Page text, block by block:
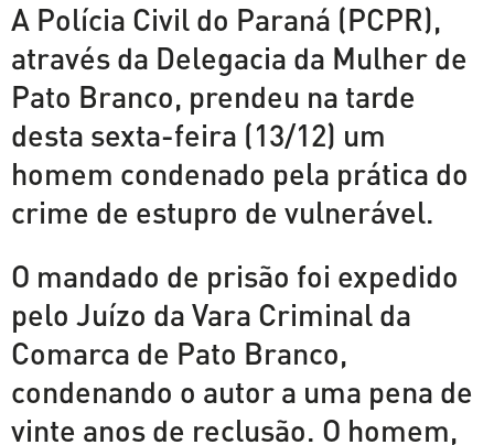
A Polícia Civil do Paraná (PCPR),
através da Delegacia da Mulher de
Pato Branco, prendeu na tarde
desta sexta-feira (13/12) um
homem condenado pela prática do
crime de estupro de vulnerável.
O mandado de prisão foi expedido
pelo Juízo da Vara Criminal da
Comarca de Pato Branco,
condenando o autor a uma pena de
vinte anos de reclusão. O homem,